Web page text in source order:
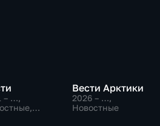
– …,
Вести Арктики
2026 – …,
Новостные